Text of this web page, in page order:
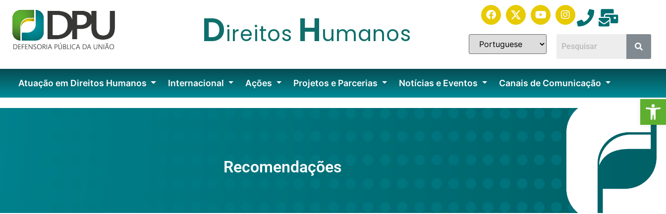
Direitos Humanos
Atuação em Direitos Humanos Internacional Ações Projetos e Parcerias Notícias e Eventos Canais de Comunicação
Recomendações